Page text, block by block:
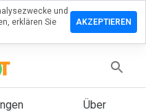
Über
und
erklären Sie
AKZEPTIEREN